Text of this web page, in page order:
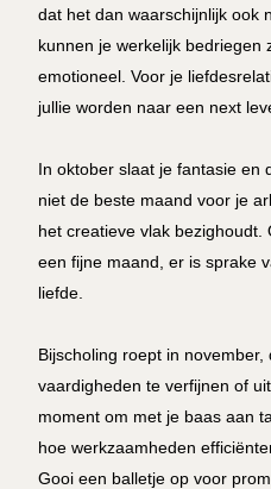
dat het dan waarschijnlijk ook
kunnen je werkelijk bedriegen
emotioneel. Voor je
jullie worden naar een next
In oktober slaat je fantasie en
niet de beste maand voor je
het creatieve vlak
een fijne maand, er is sprake
liefde.
Bijscholing roept in
vaardigheden te verfijnen of
moment om met je baas aan
hoe werkzaamheden
Gooi een balletje op voor